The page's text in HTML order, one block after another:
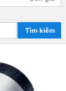
Tìm kiếm